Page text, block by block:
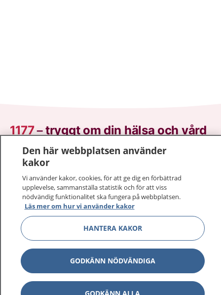
1177–tryggt om din hälsa och vård
På 1177.se får du råd om hälsa och information om
sjukdomar och vilka mottagningar du kan kontakta.
Logga in för att läsa din journal och göra dina
vårdärenden. Ring telefonnummer 1177 för
sjukvårdsrådgivning dygnet runt.
1177 ger dig råd när du vill må bättre.
1177 på flera språk Visa
Den här webbplatsen använder
kakor
Vi använder kakor, cookies, för att ge dig en förbättrad
upplevelse, sammanställa statistik och för att viss
nödvändig funktionalitet ska fungera på webbplatsen.
Läs mer om hur vi använder kakor
HANTERA KAKOR
GODKÄNN NÖDVÄNDIGA